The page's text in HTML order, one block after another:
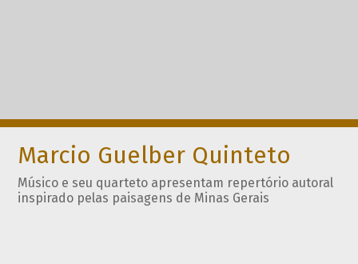
Marcio Guelber Quinteto
Músico e seu quarteto apresentam repertório autoral
inspirado pelas paisagens de Minas Gerais